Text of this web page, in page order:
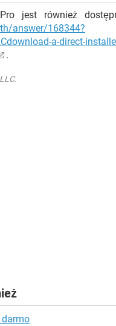
jest również
answer/168344?
a-direct-
.
darmo